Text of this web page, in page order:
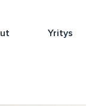
Yritys